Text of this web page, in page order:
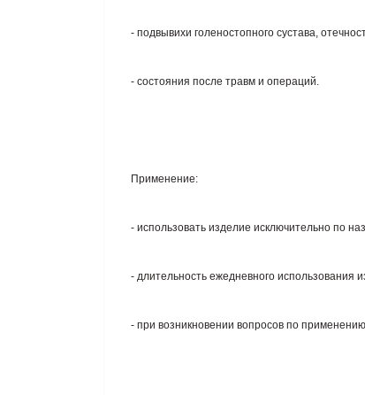
- подвывихи голеностопного сустава,
- состояния после травм и операций.
Применение:
- использовать изделие исключительно по
- длительность ежедневного использования
- при возникновении вопросов по